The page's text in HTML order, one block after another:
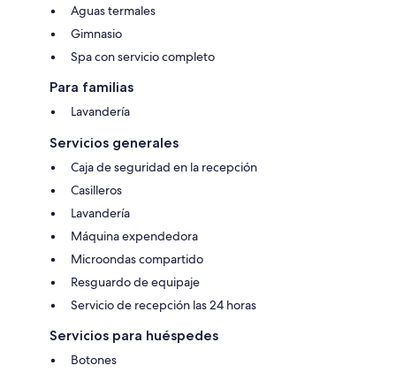
Aguas termales
Gimnasio
Spa con servicio completo
Para familias
Lavandería
Servicios generales
Caja de seguridad en la recepción
Casilleros
Lavandería
Máquina expendedora
Microondas compartido
Resguardo de equipaje
Servicio de recepción las 24 horas
Servicios para huéspedes
Botones